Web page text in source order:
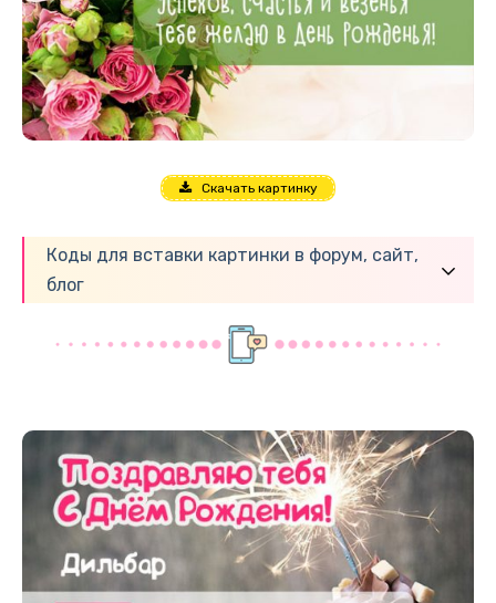
Скачать картинку
Коды для вставки картинки в форум, сайт,
блог